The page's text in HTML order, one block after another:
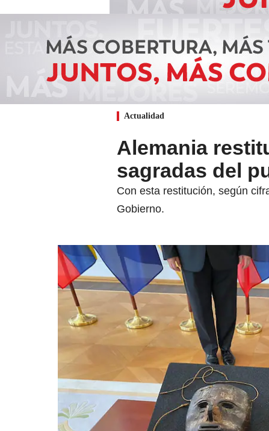
Actualidad
Alemania
sagradas del
Con esta restitución, según
Gobierno.